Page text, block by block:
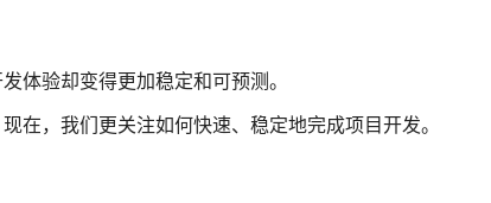
体验却变得更加稳定和可预测。
在，我们更关注如何快速、稳定地完成项目开发。